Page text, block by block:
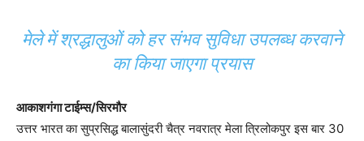
मेले में श्रद्धालुओं को हर संभव सुविधा उपलब्ध करवाने
का किया जाएगा प्रयास
आकाशगंगा टाईम्स/सिरमौर
उत्तर भारत का सुप्रसिद्ध बालासुंदरी चैत्र नवरात्र मेला त्रिलोकपुर इस बार 30